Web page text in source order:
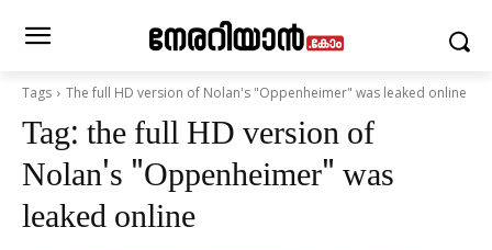
Tags The full HD version of Nolan's "Oppenheimer" was leaked online
Tag: the full HD version of
Nolan's "Oppenheimer" was
leaked online